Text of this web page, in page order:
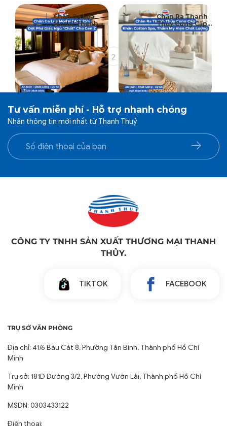
08
07-2025
Chăn Ga Lụa
Modal Thanh
Thủy SALE 25% –
Đột Phá Giấc
Ngủ “Chất” Cho
Gen Z
28
06-2025
Chăn Ra Thanh
Thủy Cung Cấp
Khăn Cotton
Spa, Thẩm Mỹ
Viện Giá Sỉ –
Chất Lượng
Hàng Đầu
1 2 3
Tư vấn miễn phí - Hỗ trợ nhanh chóng
Nhận thông tin mới nhất từ Thanh Thuỷ
CÔNG TY TNHH SẢN XUẤT THƯƠNG MẠI THANH
THỦY.
TIKTOK FACEBOOK
TRỤ SỞ VĂN PHÒNG
Địa chỉ: 41/6 Bàu Cát 8, Phường Tân Bình, Thành phố Hồ Chí
Minh
Trụ sở: 181D Đường 3/2, Phường Vườn Lài, Thành phố Hồ Chí
Minh
MSDN: 0303433122
Điện thoại: